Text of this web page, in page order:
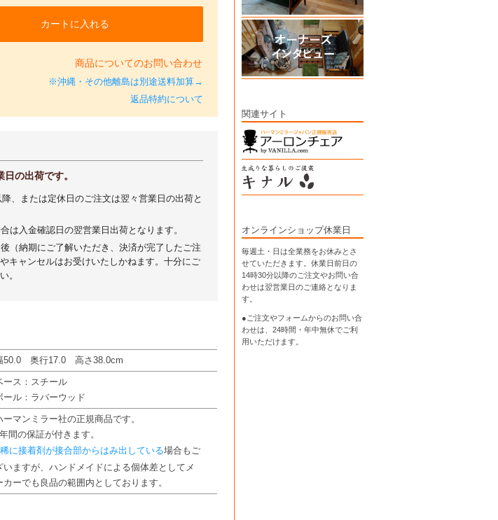
カートに入れる
商品についてのお問い合わせ
※沖縄・その他離島は別途送料加算→
返品特約について
の出荷です。
、または定休日のご注文は翌々営業日の出荷と
は入金確認日の翌営業日出荷となります。
（納期にご了解いただき、決済が完了したご注
キャンセルはお受けいたしかねます。十分にご
。
50.0 奥行17.0 高さ38.0cm
ース：スチール
ール：ラバーウッド
ーマンミラー社の正規商品です。
間の保証が付きます。
稀に接着剤が接合部からはみ出している場合もご
いますが、ハンドメイドによる個体差としてメ
カーでも良品の範囲内としております。
関連サイト
オンラインショップ休業日
毎週土・日は全業務をお休みとさ
せていただきます。休業日前日の
14時30分以降のご注文やお問い合
わせは翌営業日のご連絡となりま
す。
●ご注文やフォームからのお問い合
わせは、 24時間・年中無休でご利
用いただけます。